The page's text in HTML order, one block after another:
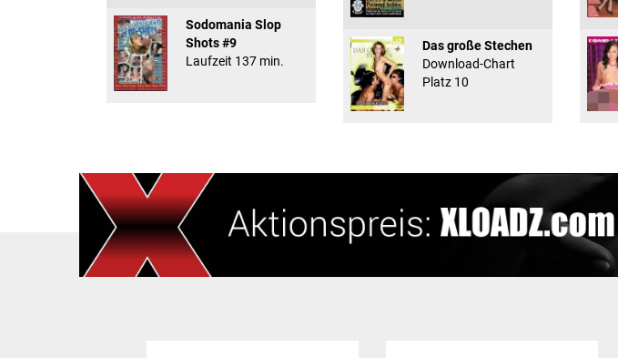
Sodomania Slop
Shots #9
Laufzeit 137 min.
Das große Stechen
Download-Chart
Platz 10